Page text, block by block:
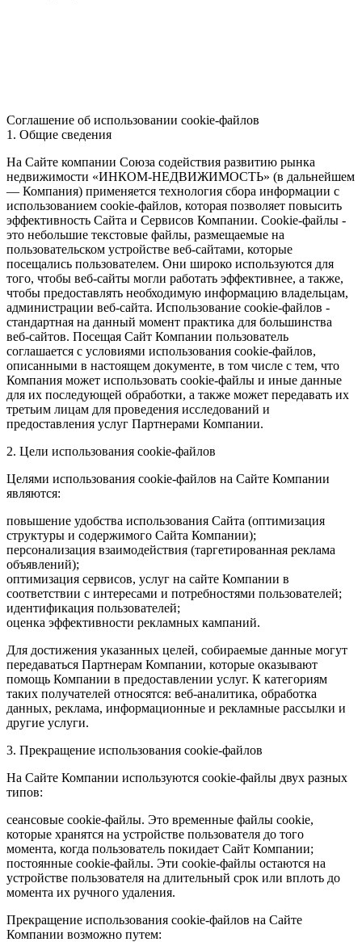
Соглашение об использовании cookie-файлов
1. Общие сведения
На Сайте компании Союза содействия развитию рынка
недвижимости «ИНКОМ-НЕДВИЖИМОСТЬ» (в дальнейшем
— Компания) применяется технология сбора информации с
использованием cookie-файлов, которая позволяет повысить
эффективность Сайта и Сервисов Компании. Сookie-файлы -
это небольшие текстовые файлы, размещаемые на
пользовательском устройстве веб-сайтами, которые
посещались пользователем. Они широко используются для
того, чтобы веб-сайты могли работать эффективнее, а также,
чтобы предоставлять необходимую информацию владельцам,
администрации веб-сайта. Использование cookie-файлов -
стандартная на данный момент практика для большинства
веб-сайтов. Посещая Сайт Компании пользователь
соглашается с условиями использования cookie-файлов,
описанными в настоящем документе, в том числе с тем, что
Компания может использовать cookie-файлы и иные данные
для их последующей обработки, а также может передавать их
третьим лицам для проведения исследований и
предоставления услуг Партнерами Компании.
2. Цели использования cookie-файлов
Целями использования cookie-файлов на Сайте Компании
являются:
повышение удобства использования Сайта (оптимизация
структуры и содержимого Сайта Компании);
персонализация взаимодействия (таргетированная реклама
объявлений);
оптимизация сервисов, услуг на сайте Компании в
соответствии с интересами и потребностями пользователей;
идентификация пользователей;
оценка эффективности рекламных кампаний.
Для достижения указанных целей, собираемые данные могут
передаваться Партнерам Компании, которые оказывают
помощь Компании в предоставлении услуг. К категориям
таких получателей относятся: веб-аналитика, обработка
данных, реклама, информационные и рекламные рассылки и
другие услуги.
3. Прекращение использования cookie-файлов
На Сайте Компании используются cookie-файлы двух разных
типов:
сеансовые cookie-файлы. Это временные файлы cookie,
которые хранятся на устройстве пользователя до того
момента, когда пользователь покидает Сайт Компании;
постоянные cookie-файлы. Эти cookie-файлы остаются на
устройстве пользователя на длительный срок или вплоть до
момента их ручного удаления.
Прекращение использования cookie-файлов на Сайте
Компании возможно путем: